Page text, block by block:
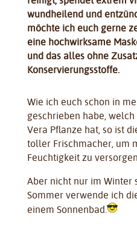
wundheilend und
möchte ich euch gerne
eine hochwirksame
und das alles ohne
Konservierungsstoffe.
Wie ich euch schon in
geschrieben habe,
Vera Pflanze hat, so ist
toller Frischmacher, um
Feuchtigkeit zu
Aber nicht nur im Winter
Sommer verwende ich
einem Sonnenbad.